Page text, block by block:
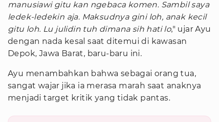
manusiawi gitu kan ngebaca komen. Sambil saya
ledek-ledekin aja. Maksudnya gini loh, anak kecil
gitu loh. Lu julidin tuh dimana sih hati lo," ujar Ayu
dengan nada kesal saat ditemui di kawasan
Depok, Jawa Barat, baru-baru ini.
Ayu menambahkan bahwa sebagai orang tua,
sangat wajar jika ia merasa marah saat anaknya
menjadi target kritik yang tidak pantas.